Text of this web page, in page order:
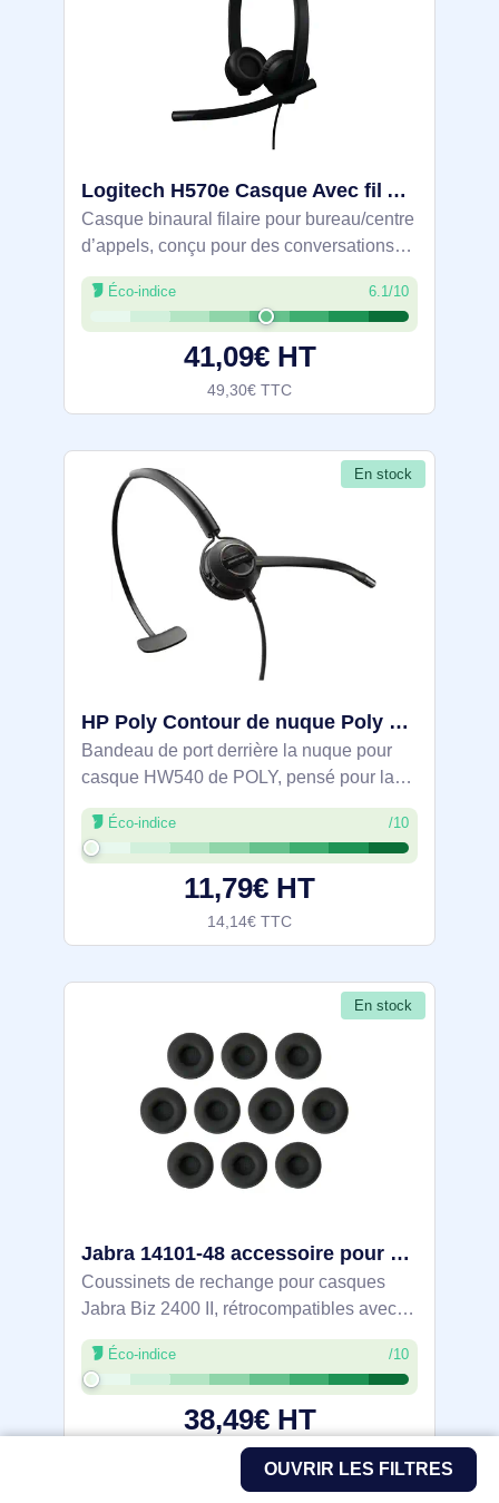
OUVRIR LES FILTRES
Logitech H570e Casque Avec fil Arceau Bureau/Centre d'appels USB Type-A Noir - 981-001430
Casque binaural filaire pour bureau/centre
d’appels, conçu pour des conversations
nettes grâce au micro antibruit, au DSP et
à la suppression d’écho. Transducteurs 30
mm. Connexion USB Type‑A sans
Éco-indice 6.1/10
41,09€ HT
49,30€ TTC
En stock
HP Poly Contour de nuque Poly HW540 - 85R20AA
Bandeau de port derrière la nuque pour
casque HW540 de POLY, pensé pour la
bureautique et la visioconférence. De
marque HP, coloris noir, il se fixe sur le
HW540 compatible pour adopter un port
Éco-indice /10
11,79€ HT
14,14€ TTC
En stock
Jabra 14101-48 accessoire pour casque /oreillettes Kit d'accessoires
Coussinets de rechange pour casques
Jabra Biz 2400 II, rétrocompatibles avec la
série Biz 2400 d’origine. Conçus pour
postes de bureautique et visio, ils
permettent le remplacement des appuis
Éco-indice /10
38,49€ HT
46,18€ TTC